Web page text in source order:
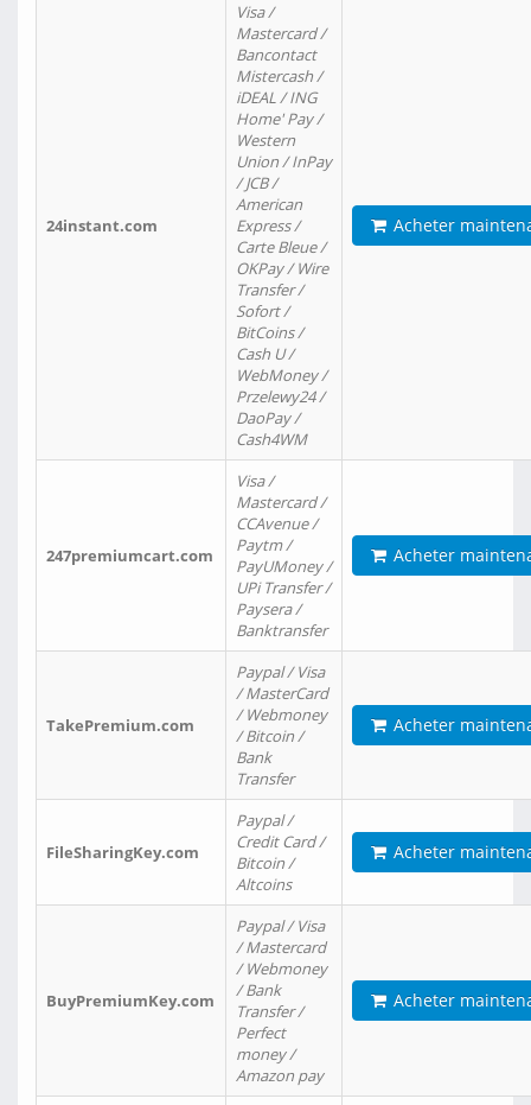
24instant.com
Visa /
Mastercard /
Bancontact
Mistercash /
iDEAL / ING
Home' Pay /
Western
Union / InPay
/ JCB /
American
Express /
Carte Bleue /
OKPay / Wire
Transfer /
Sofort /
BitCoins /
Cash U /
WebMoney /
Przelewy24 /
DaoPay /
Cash4WM
Acheter
247premiumcart.com
Visa /
Mastercard /
CCAvenue /
Paytm /
PayUMoney /
UPi Transfer /
Paysera /
Banktransfer
Acheter
TakePremium.com
Paypal / Visa
/ MasterCard
/ Webmoney
/ Bitcoin /
Bank
Transfer
Acheter
FileSharingKey.com
Paypal /
Credit Card /
Bitcoin /
Altcoins
Acheter
BuyPremiumKey.com
Paypal / Visa
/ Mastercard
/ Webmoney
/ Bank
Transfer /
Perfect
money /
Amazon pay
Acheter